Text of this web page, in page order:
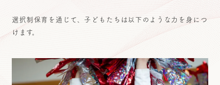
選択制保育を通じて、子どもたちは以下のような力を身につ
けます。